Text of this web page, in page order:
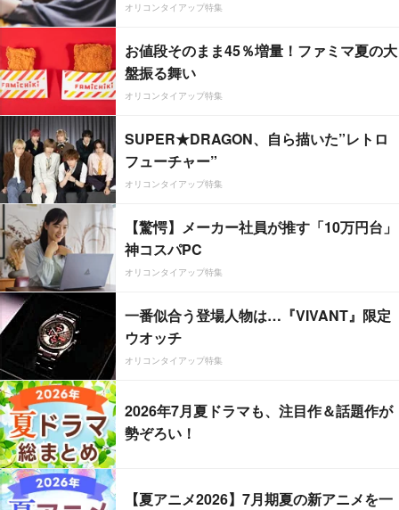
オリコンタイアップ特集
お値段そのまま45％増量！ファミマ夏の大
盤振る舞い
オリコンタイアップ特集
SUPER★DRAGON、自ら描いた”レトロ
フューチャー”
オリコンタイアップ特集
【驚愕】メーカー社員が推す「10万円台」
神コスパPC
オリコンタイアップ特集
一番似合う登場人物は…『VIVANT』限定
ウオッチ
オリコンタイアップ特集
2026年7月夏ドラマも、注目作＆話題作が
勢ぞろい！
【夏アニメ2026】7月期夏の新アニメを一